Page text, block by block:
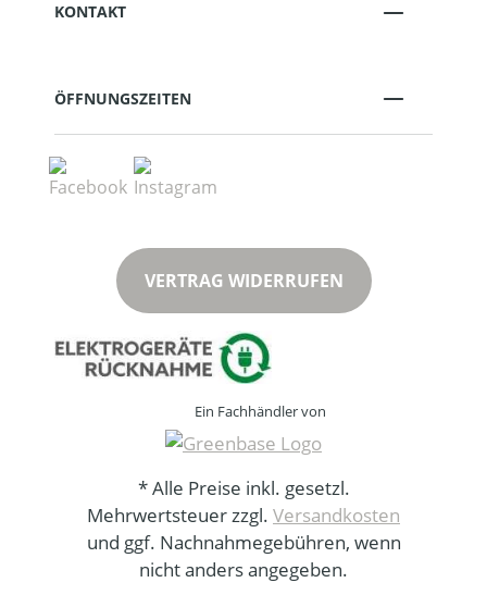
KONTAKT
ÖFFNUNGSZEITEN
VERTRAG WIDERRUFEN
Ein Fachhändler von
* Alle Preise inkl. gesetzl.
Mehrwertsteuer zzgl. Versandkosten
und ggf. Nachnahmegebühren, wenn
nicht anders angegeben.